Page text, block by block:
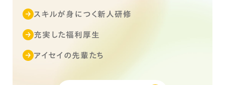
スキルが身につく新人研修
充実した福利厚生
アイセイの先輩たち